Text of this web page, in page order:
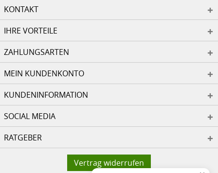
KONTAKT
IHRE VORTEILE
ZAHLUNGSARTEN
MEIN KUNDENKONTO
KUNDENINFORMATION
SOCIAL MEDIA
RATGEBER
Vertrag widerrufen